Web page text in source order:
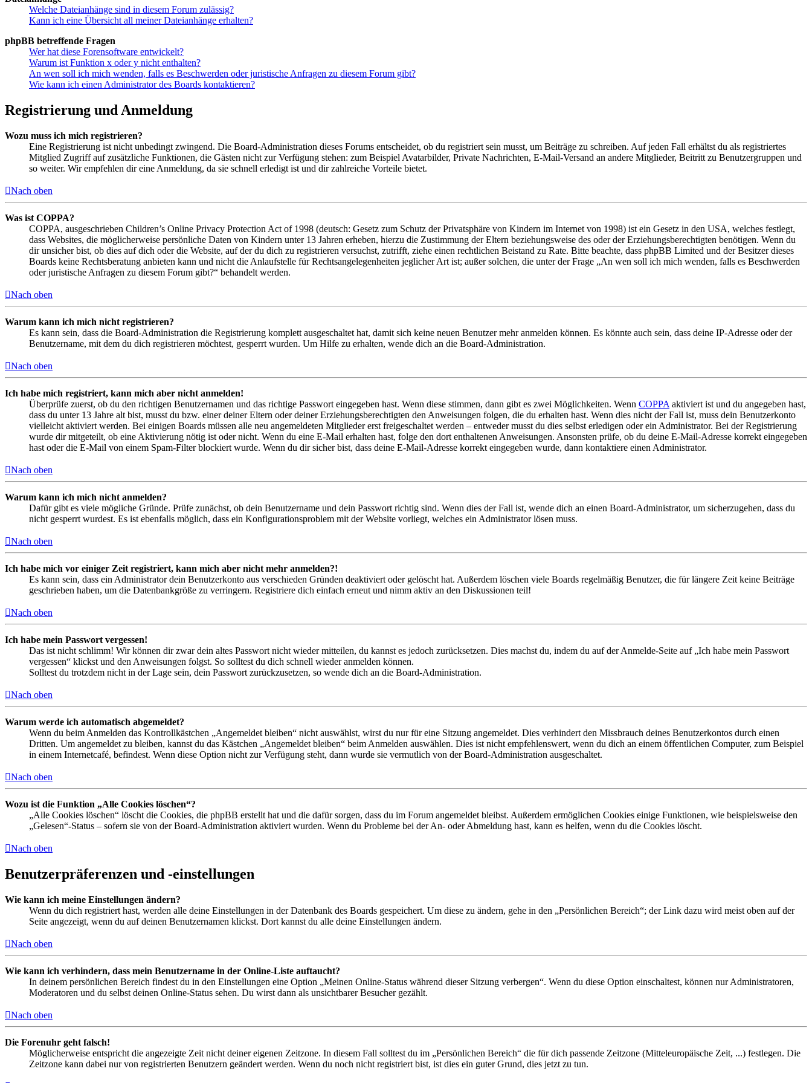
Welche Dateianhänge sind in diesem Forum zulässig?
Kann ich eine Übersicht all meiner Dateianhänge erhalten?
phpBB betreffende Fragen
Wer hat diese Forensoftware entwickelt?
Warum ist Funktion x oder y nicht enthalten?
An wen soll ich mich wenden, falls es Beschwerden oder juristische Anfragen zu diesem Forum gibt?
Wie kann ich einen Administrator des Boards kontaktieren?
Registrierung und Anmeldung
Wozu muss ich mich registrieren?
Eine Registrierung ist nicht unbedingt zwingend. Die Board-Administration dieses Forums entscheidet, ob du registriert sein musst, um Beiträge zu schreiben. Auf jeden Fall erhältst du als registriertes
Mitglied Zugriff auf zusätzliche Funktionen, die Gästen nicht zur Verfügung stehen: zum Beispiel Avatarbilder, Private Nachrichten, E-Mail-Versand an andere Mitglieder, Beitritt zu Benutzergruppen und
so weiter. Wir empfehlen dir eine Anmeldung, da sie schnell erledigt ist und dir zahlreiche Vorteile bietet.
Nach oben
Was ist COPPA?
COPPA, ausgeschrieben Children’s Online Privacy Protection Act of 1998 (deutsch: Gesetz zum Schutz der Privatsphäre von Kindern im Internet von 1998) ist ein Gesetz in den USA, welches festlegt,
dass Websites, die möglicherweise persönliche Daten von Kindern unter 13 Jahren erheben, hierzu die Zustimmung der Eltern beziehungsweise des oder der Erziehungsberechtigten benötigen. Wenn du
dir unsicher bist, ob dies auf dich oder die Website, auf der du dich zu registrieren versuchst, zutrifft, ziehe einen rechtlichen Beistand zu Rate. Bitte beachte, dass phpBB Limited und der Besitzer dieses
Boards keine Rechtsberatung anbieten kann und nicht die Anlaufstelle für Rechtsangelegenheiten jeglicher Art ist; außer solchen, die unter der Frage „An wen soll ich mich wenden, falls es Beschwerden
oder juristische Anfragen zu diesem Forum gibt?“ behandelt werden.
Nach oben
Warum kann ich mich nicht registrieren?
Es kann sein, dass die Board-Administration die Registrierung komplett ausgeschaltet hat, damit sich keine neuen Benutzer mehr anmelden können. Es könnte auch sein, dass deine IP-Adresse oder der
Benutzername, mit dem du dich registrieren möchtest, gesperrt wurden. Um Hilfe zu erhalten, wende dich an die Board-Administration.
Nach oben
Ich habe mich registriert, kann mich aber nicht anmelden!
Überprüfe zuerst, ob du den richtigen Benutzernamen und das richtige Passwort eingegeben hast. Wenn diese stimmen, dann gibt es zwei Möglichkeiten. Wenn COPPA aktiviert ist und du angegeben hast,
dass du unter 13 Jahre alt bist, musst du bzw. einer deiner Eltern oder deiner Erziehungsberechtigten den Anweisungen folgen, die du erhalten hast. Wenn dies nicht der Fall ist, muss dein Benutzerkonto
vielleicht aktiviert werden. Bei einigen Boards müssen alle neu angemeldeten Mitglieder erst freigeschaltet werden – entweder musst du dies selbst erledigen oder ein Administrator. Bei der Registrierung
wurde dir mitgeteilt, ob eine Aktivierung nötig ist oder nicht. Wenn du eine E-Mail erhalten hast, folge den dort enthaltenen Anweisungen. Ansonsten prüfe, ob du deine E-Mail-Adresse korrekt eingegeben
hast oder die E-Mail von einem Spam-Filter blockiert wurde. Wenn du dir sicher bist, dass deine E-Mail-Adresse korrekt eingegeben wurde, dann kontaktiere einen Administrator.
Nach oben
Warum kann ich mich nicht anmelden?
Dafür gibt es viele mögliche Gründe. Prüfe zunächst, ob dein Benutzername und dein Passwort richtig sind. Wenn dies der Fall ist, wende dich an einen Board-Administrator, um sicherzugehen, dass du
nicht gesperrt wurdest. Es ist ebenfalls möglich, dass ein Konfigurationsproblem mit der Website vorliegt, welches ein Administrator lösen muss.
Nach oben
Ich habe mich vor einiger Zeit registriert, kann mich aber nicht mehr anmelden?!
Es kann sein, dass ein Administrator dein Benutzerkonto aus verschieden Gründen deaktiviert oder gelöscht hat. Außerdem löschen viele Boards regelmäßig Benutzer, die für längere Zeit keine Beiträge
geschrieben haben, um die Datenbankgröße zu verringern. Registriere dich einfach erneut und nimm aktiv an den Diskussionen teil!
Nach oben
Ich habe mein Passwort vergessen!
Das ist nicht schlimm! Wir können dir zwar dein altes Passwort nicht wieder mitteilen, du kannst es jedoch zurücksetzen. Dies machst du, indem du auf der Anmelde-Seite auf „Ich habe mein Passwort
vergessen“ klickst und den Anweisungen folgst. So solltest du dich schnell wieder anmelden können.
Solltest du trotzdem nicht in der Lage sein, dein Passwort zurückzusetzen, so wende dich an die Board-Administration.
Nach oben
Warum werde ich automatisch abgemeldet?
Wenn du beim Anmelden das Kontrollkästchen „Angemeldet bleiben“ nicht auswählst, wirst du nur für eine Sitzung angemeldet. Dies verhindert den Missbrauch deines Benutzerkontos durch einen
Dritten. Um angemeldet zu bleiben, kannst du das Kästchen „Angemeldet bleiben“ beim Anmelden auswählen. Dies ist nicht empfehlenswert, wenn du dich an einem öffentlichen Computer, zum Beispiel
in einem Internetcafé, befindest. Wenn diese Option nicht zur Verfügung steht, dann wurde sie vermutlich von der Board-Administration ausgeschaltet.
Nach oben
Wozu ist die Funktion „Alle Cookies löschen“?
„Alle Cookies löschen“ löscht die Cookies, die phpBB erstellt hat und die dafür sorgen, dass du im Forum angemeldet bleibst. Außerdem ermöglichen Cookies einige Funktionen, wie beispielsweise den
„Gelesen“-Status – sofern sie von der Board-Administration aktiviert wurden. Wenn du Probleme bei der An- oder Abmeldung hast, kann es helfen, wenn du die Cookies löscht.
Nach oben
Benutzerpräferenzen und -einstellungen
Wie kann ich meine Einstellungen ändern?
Wenn du dich registriert hast, werden alle deine Einstellungen in der Datenbank des Boards gespeichert. Um diese zu ändern, gehe in den „Persönlichen Bereich“; der Link dazu wird meist oben auf der
Seite angezeigt, wenn du auf deinen Benutzernamen klickst. Dort kannst du alle deine Einstellungen ändern.
Nach oben
Wie kann ich verhindern, dass mein Benutzername in der Online-Liste auftaucht?
In deinem persönlichen Bereich findest du in den Einstellungen eine Option „Meinen Online-Status während dieser Sitzung verbergen“. Wenn du diese Option einschaltest, können nur Administratoren,
Moderatoren und du selbst deinen Online-Status sehen. Du wirst dann als unsichtbarer Besucher gezählt.
Nach oben
Die Forenuhr geht falsch!
Möglicherweise entspricht die angezeigte Zeit nicht deiner eigenen Zeitzone. In diesem Fall solltest du im „Persönlichen Bereich“ die für dich passende Zeitzone (Mitteleuropäische Zeit, ...) festlegen. Die
Zeitzone kann dabei nur von registrierten Benutzern geändert werden. Wenn du noch nicht registriert bist, ist dies ein guter Grund, dies jetzt zu tun.